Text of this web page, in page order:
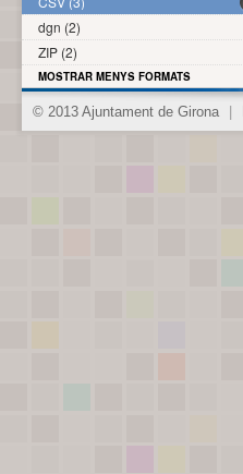
dgn (2)
ZIP (2)
MOSTRAR MENYS FORMATS
© 2013 Ajuntament de Girona